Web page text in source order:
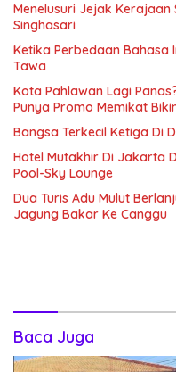
Menelusuri Jejak Kerajaan
Singhasari
Ketika Perbedaan Bahasa
Tawa
Kota Pahlawan Lagi
Punya Promo Memikat
Bangsa Terkecil Ketiga Di
Hotel Mutakhir Di Jakarta
Pool-Sky Lounge
Dua Turis Adu Mulut
Jagung Bakar Ke Canggu
Baca Juga